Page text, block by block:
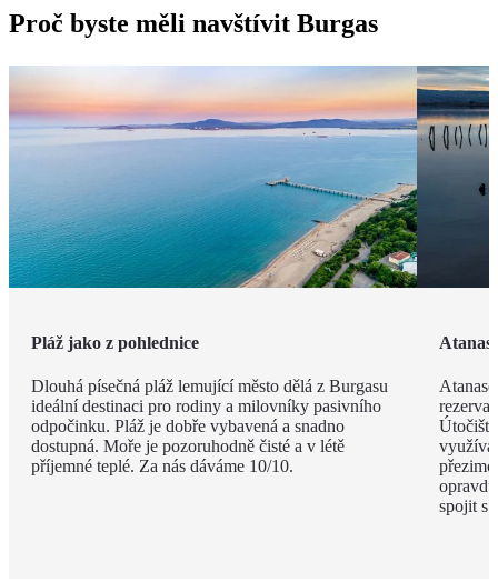
Proč byste měli navštívit Burgas
Pláž jako z pohlednice
Dlouhá písečná pláž lemující město dělá z Burgasu
ideální destinaci pro rodiny a milovníky pasivního
odpočinku. Pláž je dobře vybavená a snadno
dostupná. Moře je pozoruhodně čisté a v létě
příjemné teplé. Za nás dáváme 10/10.
spojit s